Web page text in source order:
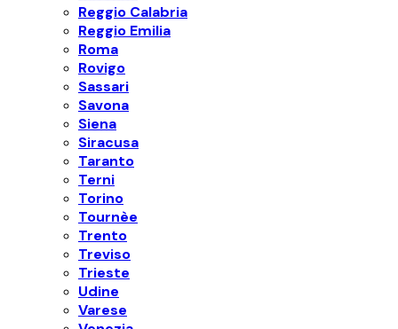
Reggio Calabria
Reggio Emilia
Roma
Rovigo
Sassari
Savona
Siena
Siracusa
Taranto
Terni
Torino
Tournèe
Trento
Treviso
Trieste
Udine
Varese